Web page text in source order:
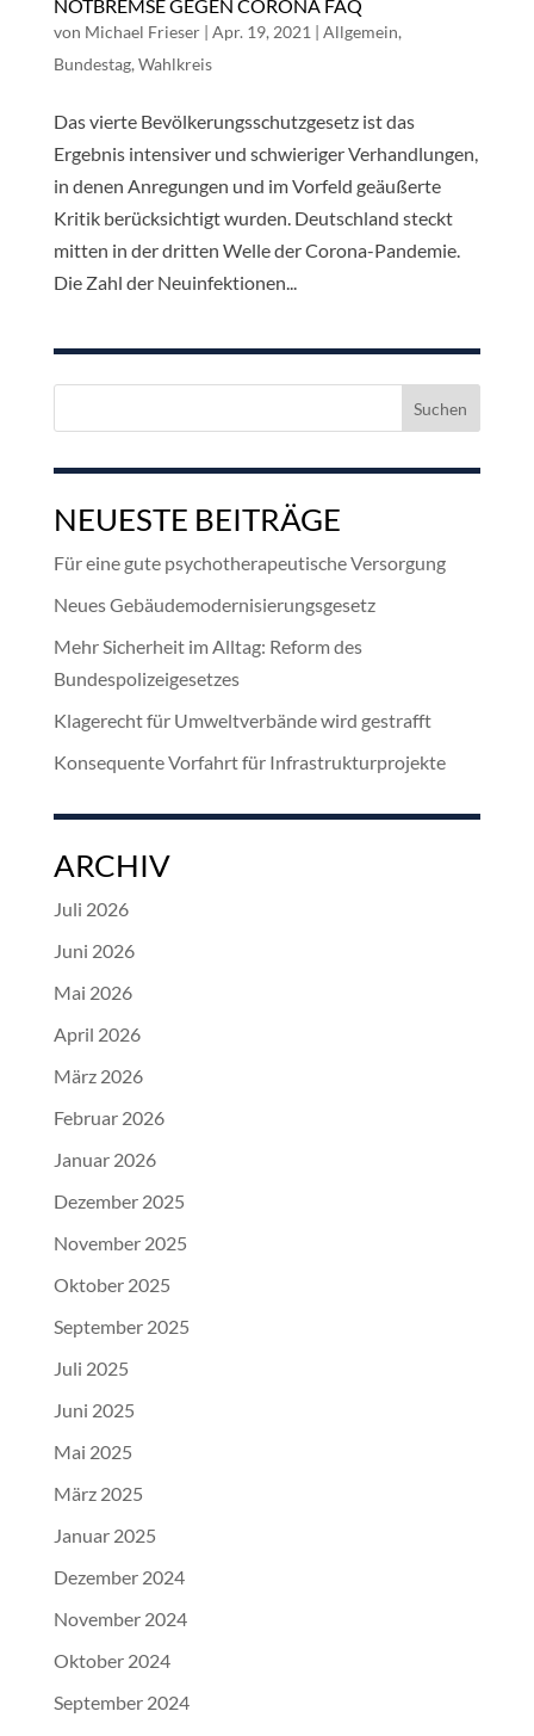
NOTBREMSE GEGEN CORONA FAQ
von Michael Frieser| Apr. 19, 2021 | Allgemein,
Bundestag, Wahlkreis
Das vierte Bevölkerungsschutzgesetz ist das
Ergebnis intensiver und schwieriger Verhandlungen,
in denen Anregungen und im Vorfeld geäußerte
Kritik berücksichtigt wurden. Deutschland steckt
mitten in der dritten Welle der Corona-Pandemie.
Die Zahl der Neuinfektionen...
NEUESTE BEITRÄGE
Für eine gute psychotherapeutische Versorgung
Neues Gebäudemodernisierungsgesetz
Mehr Sicherheit im Alltag: Reform des
Bundespolizeigesetzes
Klagerecht für Umweltverbände wird gestrafft
Konsequente Vorfahrt für Infrastrukturprojekte
ARCHIV
Juli 2026
Juni 2026
Mai 2026
April 2026
März 2026
Februar 2026
Januar 2026
Dezember 2025
November 2025
Oktober 2025
September 2025
Juli 2025
Juni 2025
Mai 2025
März 2025
Januar 2025
Dezember 2024
November 2024
Oktober 2024
September 2024